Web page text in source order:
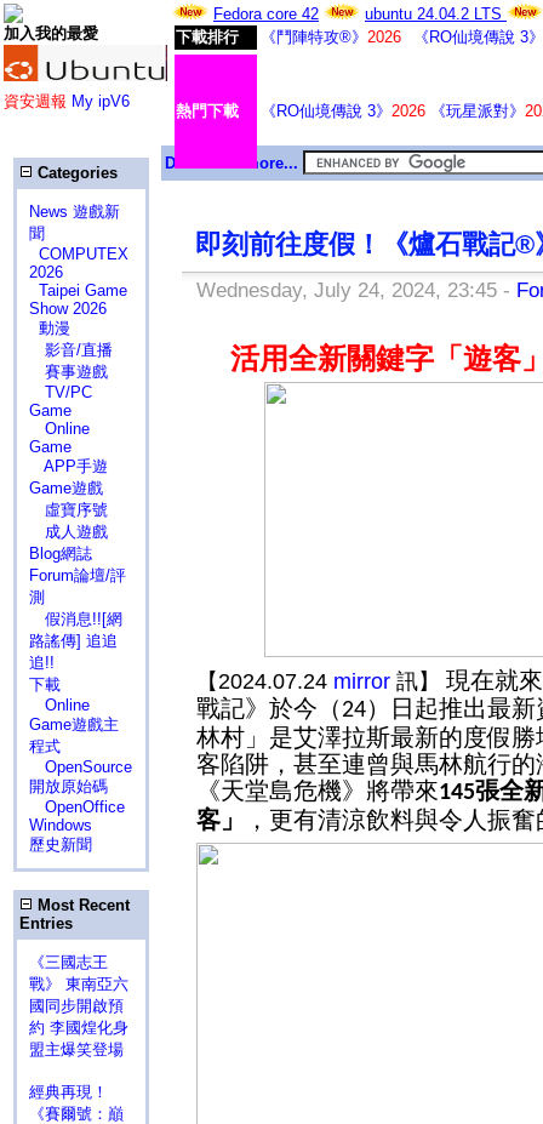
加入我的最愛
資安週報 My ipV6
Fedora core 42
ubuntu 24.04.2 LTS
下載排行
《鬥陣特攻®》 2026 《RO仙境傳說 3》
熱門下載 《RO仙境傳說 3》 2026 《玩星派對》
Categories
News 遊戲新
聞
COMPUTEX
2026
Taipei Game
Show 2026
動漫
影音/直播
賽事遊戲
TV/PC
Game
Online
Game
APP手遊
Game遊戲
虛寶序號
成人遊戲
Blog網誌
Forum論壇/評
測
假消息!![網
路謠傳] 追追
追!!
下載
Online
Game遊戲主
程式
OpenSource
開放原始碼
OpenOffice
Windows
歷史新聞
Most Recent
Entries
《三國志王
戰》 東南亞六
國同步開啟預
約 李國煌化身
盟主爆笑登場
經典再現！
《賽爾號：巔
Download more...
即刻前往度假！《爐石戰記
Wednesday, July 24, 2024, 23:45 -
活用全新關鍵字「遊客
【2024.07.24 mirror 訊】 現在就
戰記》於今（ 24）日起推出最
林村」是艾澤拉斯最新的度假
客陷阱，甚至連曾與馬林航行
《天堂島危機》將帶來145張全
客」
，更有清涼飲料與令人振